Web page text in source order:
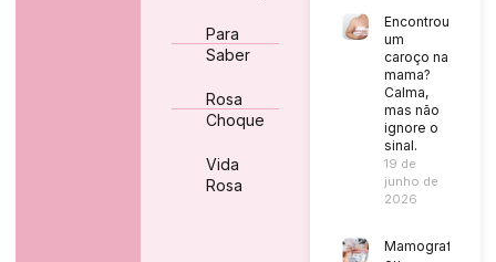
Para
Saber
Rosa
Choque
Vida
Rosa
Encontrou
um
caroço na
mama?
Calma,
mas não
ignore o
sinal.
19 de
junho de
2026
Mamografia